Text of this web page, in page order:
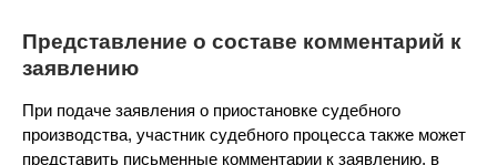
Представление о составе комментарий к
заявлению
При подаче заявления о приостановке судебного
производства, участник судебного процесса также может
представить письменные комментарии к заявлению, в